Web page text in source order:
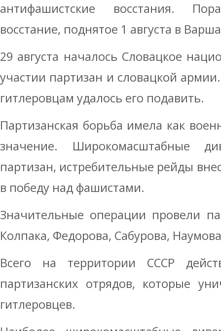
антифашистские восстания.
восстание, поднятое 1 августа в
29 августа началось Словацкое
участии партизан и словацкой
гитлеровцам удалось его подавить.
Партизанская борьба имела как
значение. Широкомасштабные
партизан, истребительные рейды
в победу над фашистами.
Значительные операции провели
Колпака, Федорова, Сабурова,
Всего на территории СССР
партизанских отрядов, которые
гитлеровцев.